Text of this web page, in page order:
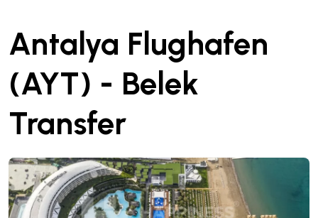
Antalya Flughafen
(AYT) - Belek
Transfer